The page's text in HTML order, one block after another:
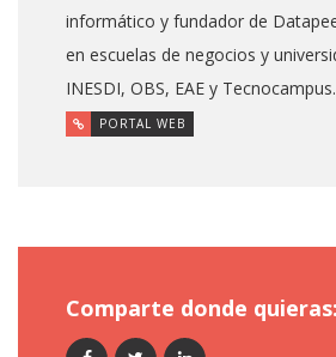
informático y fundador de
en escuelas de negocios y
INESDI, OBS, EAE y Tecnocampus.
PORTAL WEB
Comparte donde quieras: